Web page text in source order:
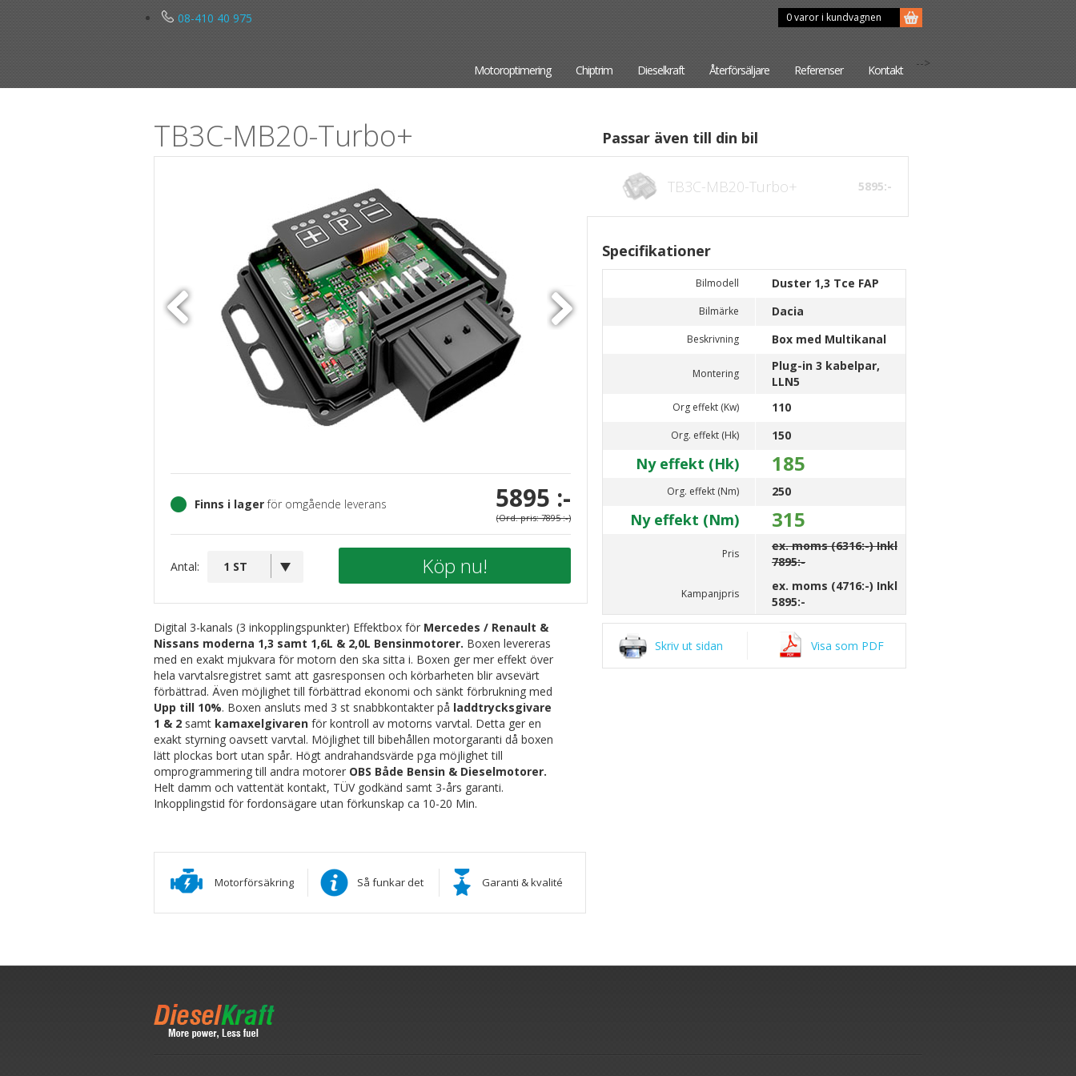
08-410 40 975
Motoroptimering -->
Chiptrim Dieselkraft Återförsäljare Referenser Kontakt
0 varor i kundvagnen
TB3C-MB20-Turbo+
Finns i lagerför omgående leverans 5895 :-
(Ord. pris: 7895 :-)
Antal: Köp nu!
Digital 3-kanals (3 inkopplingspunkter) Effektbox för Mercedes / Renault &
Nissans moderna 1,3 samt 1,6L & 2,0L Bensinmotorer. Boxen levereras
med en exakt mjukvara för motorn den ska sitta i. Boxen ger mer effekt över
hela varvtalsregistret samt att gasresponsen och körbarheten blir avsevärt
förbättrad. Även möjlighet till förbättrad ekonomi och sänkt förbrukning med
Upp till 10%. Boxen ansluts med 3 st snabbkontakter på laddtrycksgivare
1 & 2 samt kamaxelgivaren för kontroll av motorns varvtal. Detta ger en
exakt styrning oavsett varvtal. Möjlighet till bibehållen motorgaranti då boxen
lätt plockas bort utan spår. Högt andrahandsvärde pga möjlighet till
omprogrammering till andra motorer OBS Både Bensin & Dieselmotorer.
Helt damm och vattentät kontakt, TÜV godkänd samt 3-års garanti.
Inkopplingstid för fordonsägare utan förkunskap ca 10-20 Min.
Motorförsäkring Så funkar det Garanti & kvalité
Passar även till din bil
TB3C-MB20-Turbo+ 5895:-
Specifikationer
Bilmodell Duster 1,3 Tce FAP
Bilmärke Dacia
Beskrivning Box med Multikanal
Montering
Plug-in 3 kabelpar,
LLN5
Org effekt (Kw) 110
Org. effekt (Hk) 150
Ny effekt (Hk) 185
Org. effekt (Nm) 250
Ny effekt (Nm) 315
Pris
ex. moms (6316:-) Inkl
7895:-
Kampanjpris
ex. moms (4716:-) Inkl
5895:-
Skriv ut sidan Visa som PDF